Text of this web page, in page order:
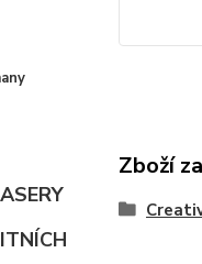
Zboží